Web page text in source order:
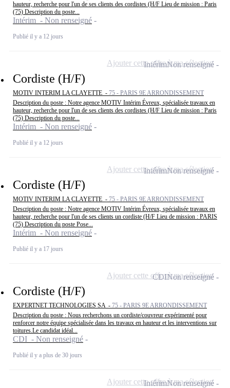
hauteur, recherche pour l'un de ses clients des cordistes (H/F Lieu de mission : Paris
(75) Description du poste...
Intérim - Non renseigné
Publié il y a 12 jours
Cordiste (H/F)
MOTIV INTERIM LA CLAYETTE - 75 - PARIS 9E ARRONDISSEMENT
Description du poste : Notre agence MOTIV Intérim Évreux, spécialisée travaux en
hauteur, recherche pour l'un de ses clients des cordistes (H/F Lieu de mission : Paris
(75) Description du poste...
Intérim - Non renseigné
Publié il y a 12 jours
IntérimNon renseigné
Ajouter cette offre à ma sélection
Cordiste (H/F)
MOTIV INTERIM LA CLAYETTE - 75 - PARIS 9E ARRONDISSEMENT
Description du poste : Notre agence MOTIV Intérim Évreux, spécialisée travaux en
hauteur, recherche pour l'un de ses clients un cordiste (H/F Lieu de mission : PARIS
(75) Description du poste Pose...
Intérim - Non renseigné
Publié il y a 17 jours
IntérimNon renseigné
Ajouter cette offre à ma sélection
Cordiste (H/F)
EXPERTNET TECHNOLOGIES SA - 75 - PARIS 9E ARRONDISSEMENT
Description du poste : Nous recherchons un cordiste/couvreur expérimenté pour
renforcer notre équipe spécialisée dans les travaux en hauteur et les interventions sur
toitures.Le candidat idéal...
CDI - Non renseigné
Publié il y a plus de 30 jours
CDINon renseigné
Ajouter cette offre à ma sélection
IntérimNon renseigné
Ajouter cette offre à ma sélection